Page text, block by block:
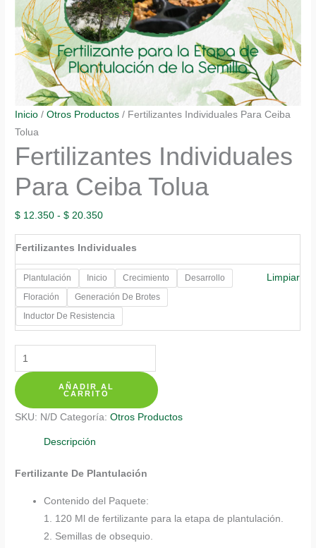
Inicio /Otros Productos / Fertilizantes Individuales Para Ceiba
Tolua
Fertilizantes Individuales
Para Ceiba Tolua
$ 12.350 - $ 20.350Rango
de
precios:
desde
$ 12.350
hasta
$ 20.350
Fertilizantes Individuales
Plantulación Inicio Crecimiento
Desarrollo
Floración
Generación De Brotes
Inductor De Resistencia
Limpiar
Fertilizantes
Individuales
Para
Ceiba
Tolua
cantidad
AÑADIR AL
CARRITO
SKU: N/D Categoría:Otros Productos
Descripción
Fertilizante De Plantulación
Contenido del Paquete:
1. 120 Ml de fertilizante para la etapa de plantulación.
2. Semillas de obsequio.